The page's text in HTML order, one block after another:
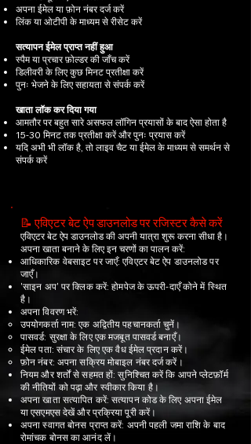
अपना ईमेल या फ़ोन नंबर दर्ज करें
लिंक या ओटीपी के माध्यम से रीसेट करें
सत्यापन ईमेल प्राप्त नहीं हुआ
स्पैम या प्रचार फ़ोल्डर की जाँच करें
डिलीवरी के लिए कुछ मिनट प्रतीक्षा करें
पुनः भेजने के लिए सहायता से संपर्क करें
खाता लॉक कर दिया गया
आमतौर पर बहुत सारे असफल लॉगिन प्रयासों के बाद ऐसा होता है
15-30 मिनट तक प्रतीक्षा करें और पुनः प्रयास करें
यदि अभी भी लॉक है, तो लाइव चैट या ईमेल के माध्यम से समर्थन से
संपर्क करें
📝 एविएटर बेट ऐप डाउनलोड पर रजिस्टर कैसे करें
एविएटर बेट ऐप डाउनलोड की अपनी यात्रा शुरू करना सीधा है।
अपना खाता बनाने के लिए इन चरणों का पालन करें:
आधिकारिक वेबसाइट पर जाएँ: एविएटर बेट ऐप डाउनलोड पर
जाएँ।
'साइन अप' पर क्लिक करें: होमपेज के ऊपरी-दाएँ कोने में स्थित
है।
अपना विवरण भरें:
उपयोगकर्ता नाम: एक अद्वितीय पहचानकर्ता चुनें।
पासवर्ड: सुरक्षा के लिए एक मजबूत पासवर्ड बनाएँ।
ईमेल पता: संचार के लिए एक वैध ईमेल प्रदान करें।
फ़ोन नंबर: अपना सक्रिय मोबाइल नंबर दर्ज करें।
नियम और शर्तों से सहमत हों: सुनिश्चित करें कि आपने प्लेटफ़ॉर्म
की नीतियों को पढ़ा और स्वीकार किया है।
अपना खाता सत्यापित करें: सत्यापन कोड के लिए अपना ईमेल
या एसएमएस देखें और प्रक्रिया पूरी करें।
अपना स्वागत बोनस प्राप्त करें: अपनी पहली जमा राशि के बाद
रोमांचक बोनस का आनंद लें।